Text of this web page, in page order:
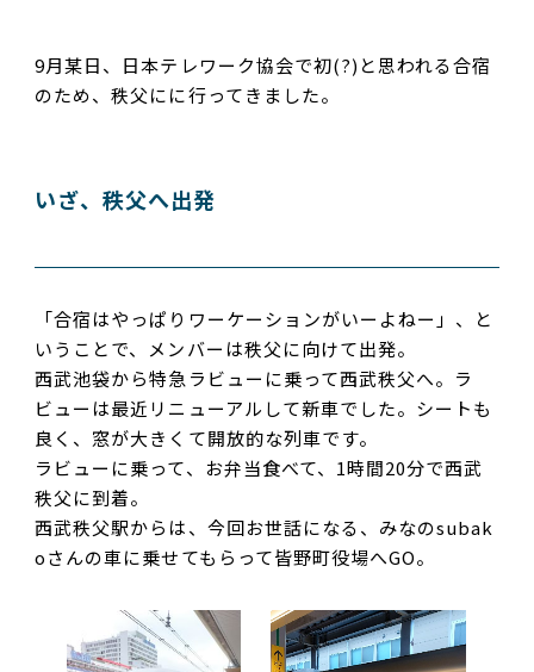
9月某日、日本テレワーク協会で初(?) と思われる合宿
のため、秩父にに行ってきました。
いざ、秩父へ出発
「合宿はやっぱりワーケーションがいーよねー」、と
いうことで、メンバーは秩父に向けて出発。
西武池袋から特急ラビューに乗って西武秩父へ。ラ
ビューは最近リニューアルして新車でした。シートも
良く、窓が大きくて開放的な列車です。
ラビューに乗って、お弁当食べて、 1時間20分で西武
秩父に到着。
西武秩父駅からは、今回お世話になる、みなのsubak
oさんの車に乗せてもらって皆野町役場へGO。